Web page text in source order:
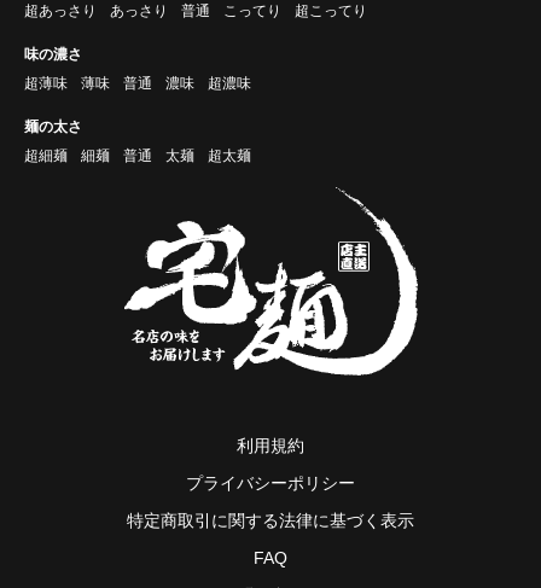
超あっさり
あっさり 普通 こってり 超こってり
味の濃さ
超薄味
薄味 普通 濃味 超濃味
麺の太さ
超細麺
細麺 普通 太麺 超太麺
利用規約
プライバシーポリシー
特定商取引に関する法律に基づく表示
FAQ